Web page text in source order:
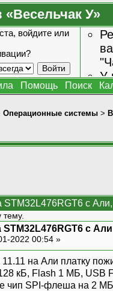
У»
войдите или
У
Помощь Поиск
Операционные системы >
STM32L476RGT6 с
тему.
STM32L476RGT6 с
2022 00:54 »
11.11 на Али платку
кБ, Flash 1 МБ, USB
чип SPI-флеша на 2